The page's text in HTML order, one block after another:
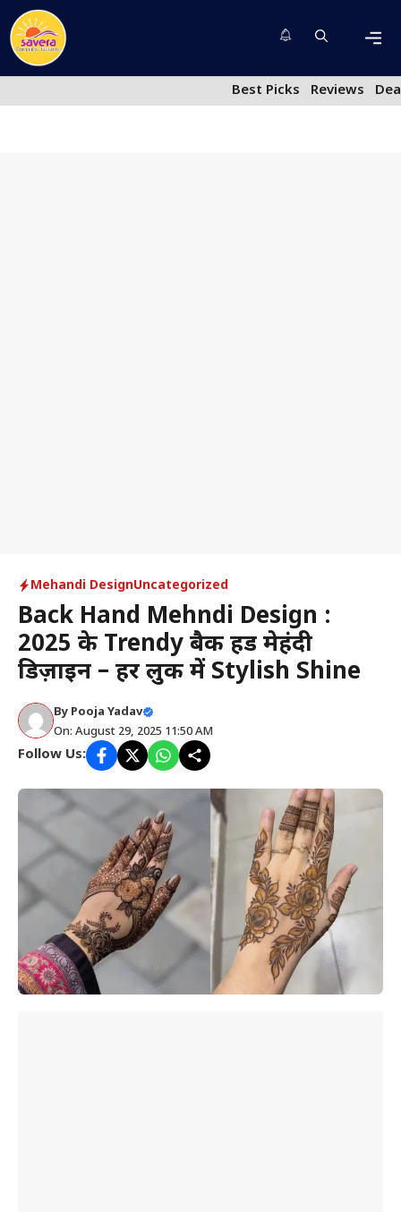
Skip
to
content
Best Picks
Reviews
Mehandi DesignUncategorized
Back Hand Mehndi Design :
2025 के Trendy बैक हैंड मेहंदी
डिज़ाइन – हर लुक में Stylish Shine
By Pooja Yadav
On: August 29, 2025 11:50 AM
Follow Us: